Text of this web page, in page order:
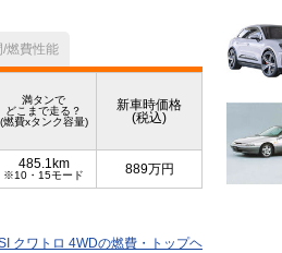
燃費性能
満タンで
どこまで走る？
(燃費xタンク容量)
新車時価格
(税込)
485.1km
※10・15モード 889万円
クワトロ 4WDの燃費・トップヘ